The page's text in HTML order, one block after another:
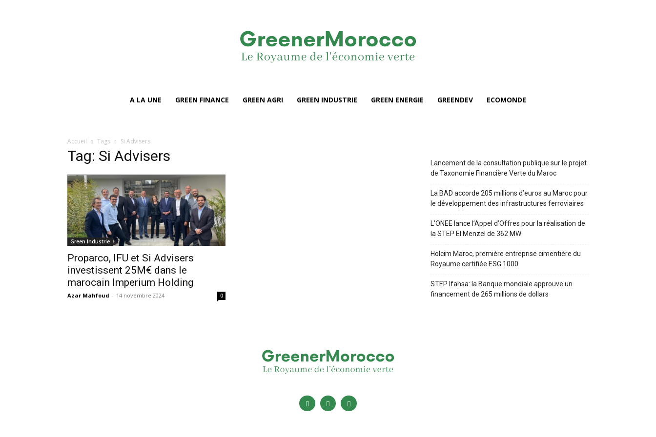
A LA UNE GREEN FINANCE GREEN AGRI GREEN INDUSTRIE GREEN ENERGIE GREENDEV ECOMONDE
Accueil Tags Si Advisers
Tag: Si Advisers
Green Industrie
Proparco, IFU et Si Advisers
investissent 25M€ dans le
marocain Imperium Holding
Azar Mahfoud - 14 novembre 2024 0
Lancement de la consultation publique sur le projet
de Taxonomie Financière Verte du Maroc
La BAD accorde 205 millions d’euros au Maroc pour
le développement des infrastructures ferroviaires
L’ONEE lance l’Appel d’Offres pour la réalisation de
la STEP El Menzel de 362 MW
Holcim Maroc, première entreprise cimentière du
Royaume certifiée ESG 1000
STEP Ifahsa: la Banque mondiale approuve un
financement de 265 millions de dollars